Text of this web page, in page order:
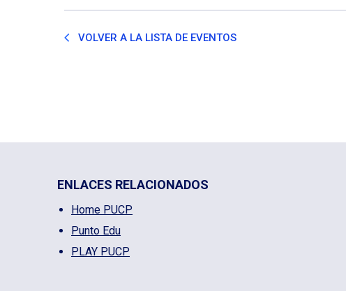
VOLVER A LA LISTA DE EVENTOS
ENLACES RELACIONADOS
Home PUCP
Punto Edu
PLAY PUCP